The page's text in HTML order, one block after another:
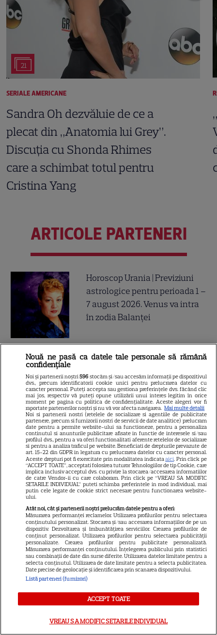
21
SERIALE AMERICANE
Sandra Oh dezvăluie de ce a
plecat din „Anatomia lui Grey”.
Discuția cu Shonda Rhimes
care a schimbat totul pentru
Cristina Yang
ARTICOLE PARTENERI
Horoscop Urania | Previziuni
astrologice pentru perioada 1 –
7 august 2026. Venus va intra
în zodia Balanței
Ulei de perilla – ce este și ce
beneficii are
Postul Sfintei Mării – Postul
Adormirii Maicii Domnului. Ce
se mănâncă în post
Ce vase de gătit îți trebuie
dacă te muți singur – ustensile
pe care trebuie să le ai în
bucătărie
Nouă ne pasă ca datele tale personale să rămână
confidențiale
Noi și partenerii noștri596 stocăm și/sau accesăm informații pe dispozitivul
dvs., precum identificatorii cookie unici pentru prelucrarea datelor cu
caracter personal. Puteți accepta sau gestiona preferințele dvs. făcând clic
mai jos, respectiv vă puteți opune utilizării unui interes legitim în orice
moment pe pagina cu politica de confidențialitate. Aceste alegeri vor fi
raportate partenerilor noștri și nu vă vor afecta navigarea. Mai multe detalii
Noi si partenerii nostri (retelele de socializare si agentiile de publicitate
partenere, precum si furnizorii nostri de servicii de date analitice) prelucram
date pentru a permite website-ului sa functioneze, pentru a personaliza
continutul si anunturile publicitare afisate in functie de interesele si/sau
profilul dvs., pentru a va oferi functionalitati aferente retelelor de socializare
si pentru a analiza traficul pe website. Beneficiati de drepturile prevazute de
art. 15-22 din GDPR in legatura cu prelucrarea datelor cu caracter personal.
Aceste drepturi pot fi exercitate prin modalitatea indicataaici. Prin click pe
“ACCEPT TOATE”, acceptati folosirea tuturor Tehnologiilor de tip Cookie, care
implica inclusiv acceptul dvs. cu privire la stocarea/accesarea informatiilor
de catre Vendor-ii cu care colaboram. Prin click pe “VREAU SA MODIFIC
SETARILE INDIVIDUAL” puteti schimba preferintele in mod individual, mai
putin cele legate de cookie strict necesare pentru functionarea website-
ului.
Atât noi, cât și partenerii noștri prelucrăm datele pentru a oferi:
Măsurarea performanței reclamelor. Utilizarea profilurilor pentru selectarea
conținutului personalizat. Stocarea și/sau accesarea informațiilor de pe un
dispozitiv. Dezvoltarea și îmbunătățirea serviciilor. Crearea profilurilor de
conținut personalizat. Utilizarea profilurilor pentru selectarea publicității
personalizate. Crearea profilurilor pentru publicitate personalizată.
Măsurarea performanței conținutului. Înțelegerea publicului prin statistici
sau combinații de date din surse diferite. Utilizarea datelor limitate pentru a
selecta conținutul. Utilizarea de date limitate pentru a selecta publicitatea.
Date precise de geolocație și identificarea prin scanarea dispozitivului.
Listă parteneri (furnizori)
ACCEPT TOATE
VREAU SA MODIFIC SETARILE INDIVIDUAL